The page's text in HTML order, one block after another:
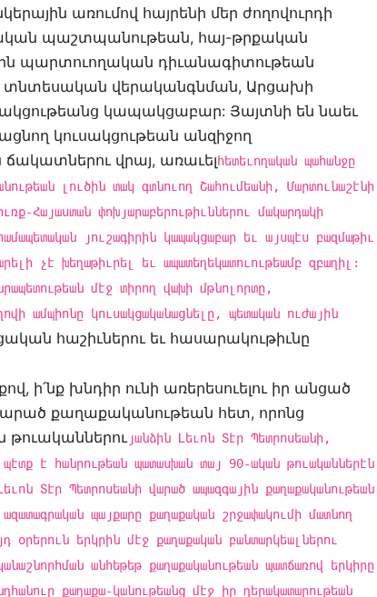
առումով հայրենի մեր ժողովուրդի
պաշտպանութեան, հայ-թրքական
պարտուողական դիւանագիտութեան
վերականգնման, Արցախի
կապակցաբար: Յայտնի են նաեւ
կուսակցութեան անզիջող
ճակատներու վրայ, առաւելհետեւողական պահանջը
լուծին տակ գտնուող Շահումեանի, Մարտունաշէնի
Հայաստան փոխյարաբերութիւններու մակարդակի
յուշագիրին կապակցաբար եւ այսպէս բազմաթիւ
չէ խեղաթիւրել եւ ապատեղեկատուութեամբ զբաղիլ:
մէջ տիրող վախի մթնոլորտը,
ամպիոնը կուսակցականացնելը, պետական ուժային
հաշիւներու եւ հասարակութիւնը
ի՛նք խնդիր ունի առերեսուելու իր անցած
քաղաքականութեան հետ, որոնց
յանձին Լեւոն Տէր Պետրոսեանի,
է հանրութեան պատասխան տայ 90-ական թուականներէն
Տէր Պետրոսեանի վարած ապազգային
պայքարը քաղաքական շրջափակումի մատնող
օրերուն երկրին մէջ քաղաքական բանտարկեալներու
անհեթեթ քաղաքականութեան պատճառով երկիրը
քաղաքա-կանութեանց մէջ իր դերակատարութեան